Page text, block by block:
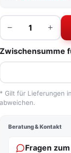
−
Menge
+
Zwischensumme
* Gilt für Lieferungen
abweichen.
Beratung & Kontakt
Fragen